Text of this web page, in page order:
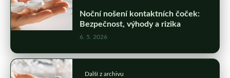
Noční nošení kontaktních čoček:
Bezpečnost, výhody a rizika
6. 5. 2026
Další z archivu